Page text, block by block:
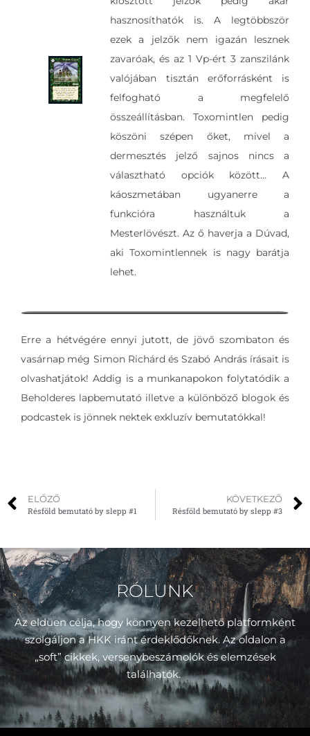
hasznosíthatók is. A legtöbbször
ezek a jelzők nem igazán lesznek
zavaróak, és az 1 Vp-ért 3 zanszilánk
valójában tisztán erőforrásként is
felfogható a megfelelő
összeállításban. Toxomintlen pedig
köszöni szépen őket, mivel a
dermesztés jelző sajnos nincs a
választható opciók között… A
káoszmetában ugyanerre a
funkcióra használtuk a
Mesterlövészt. Az ő haverja a Dúvad,
aki Toxomintlennek is nagy barátja
lehet.
Erre a hétvégére ennyi jutott, de jövő szombaton és
vasárnap még Simon Richárd és Szabó András írásait is
olvashatjátok! Addig is a munkanapokon folytatódik a
Beholderes lapbemutató illetve a különböző blogok és
podcastek is jönnek nektek exkluzív bemutatókkal!
ELŐZŐ
Résföld bemutató by slepp #1
KÖVETKEZŐ
Résföld bemutató by slepp #3
RÓLUNK
Az eldüen célja, hogy könnyen kezelhető platformként
szolgáljon a HKK iránt érdeklődőknek. Az oldalon a
„soft” cikkek, versenybeszámolók és elemzések
találhatók.